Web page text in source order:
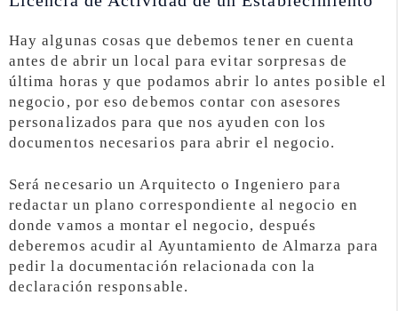
Hay algunas cosas que debemos tener en cuenta
antes de abrir un local para evitar sorpresas de
última horas y que podamos abrir lo antes posible el
negocio, por eso debemos contar con asesores
personalizados para que nos ayuden con los
documentos necesarios para abrir el negocio.
Será necesario un Arquitecto o Ingeniero para
redactar un plano correspondiente al negocio en
donde vamos a montar el negocio, después
deberemos acudir al Ayuntamiento de Almarza para
pedir la documentación relacionada con la
declaración responsable.